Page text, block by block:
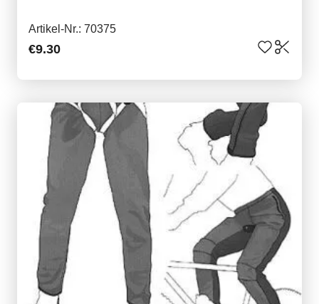
Artikel-Nr.: 70375
€9.30